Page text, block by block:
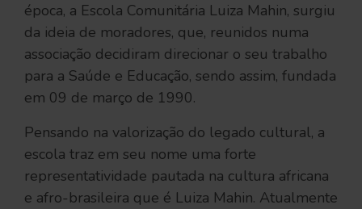
época, a Escola Comunitária Luiza Mahin, surgiu
da ideia de moradores, que, reunidos numa
associação decidiram direcionar o seu trabalho
para a Saúde e Educação, sendo assim, fundada
em 09 de março de 1990.
Pensando na valorização do legado cultural, a
escola traz em seu nome uma forte
representatividade pautada na cultura africana
e afro-brasileira que é Luiza Mahin. Atualmente